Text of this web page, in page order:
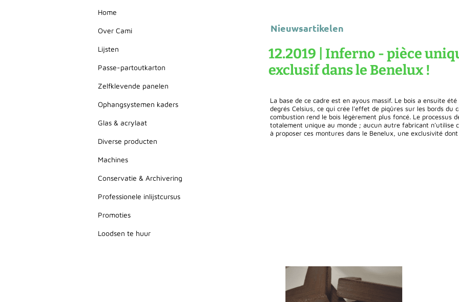
Nieuwsartikelen
12.2019 | Inferno - pièce
exclusif dans le Benelux !
La base de ce cadre est en ayous massif. Le bois a ensuite
degrés Celsius, ce qui crée l'effet de piqûres sur les bords du
combustion rend le bois légèrement plus foncé. Le processus
totalement unique au monde ; aucun autre fabricant n'utilise
à proposer ces montures dans le Benelux, une exclusivité
Home
Over Cami
Lijsten
Passe-partoutkarton
Zelfklevende panelen
Ophangsystemen kaders
Glas & acrylaat
Diverse producten
Machines
Conservatie & Archivering
Professionele inlijstcursus
Promoties
Loodsen te huur